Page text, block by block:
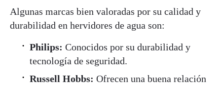
Algunas marcas bien valoradas por su calidad y
durabilidad en hervidores de agua son:
Philips: Conocidos por su durabilidad y
tecnología de seguridad.
Russell Hobbs: Ofrecen una buena relación